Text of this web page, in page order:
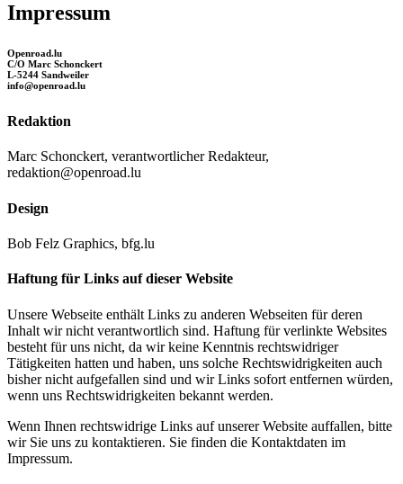
Impressum
Openroad.lu
C/O Marc Schonckert
L-5244 Sandweiler
info@openroad.lu
Redaktion
Marc Schonckert, verantwortlicher Redakteur,
redaktion@openroad.lu
Design
Bob Felz Graphics, bfg.lu
Haftung für Links auf dieser Website
Unsere Webseite enthält Links zu anderen Webseiten für deren
Inhalt wir nicht verantwortlich sind. Haftung für verlinkte Websites
besteht für uns nicht, da wir keine Kenntnis rechtswidriger
Tätigkeiten hatten und haben, uns solche Rechtswidrigkeiten auch
bisher nicht aufgefallen sind und wir Links sofort entfernen würden,
wenn uns Rechtswidrigkeiten bekannt werden.
Wenn Ihnen rechtswidrige Links auf unserer Website auffallen, bitte
wir Sie uns zu kontaktieren. Sie finden die Kontaktdaten im
Impressum.